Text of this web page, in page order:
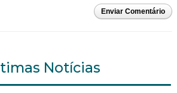
Enviar Comentário
Notícias